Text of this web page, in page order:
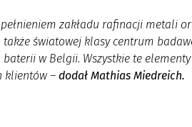
zakładu rafinacji metali
światowej klasy centrum
w Belgii. Wszystkie te elementy
klientów–dodał Mathias Miedreich.